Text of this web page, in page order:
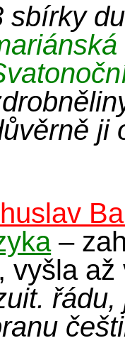
sbírky
ji
–
vyšla